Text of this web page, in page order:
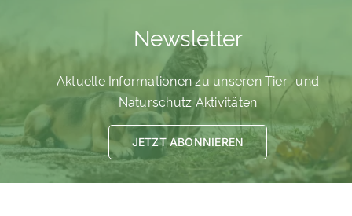
Newsletter
Aktuelle Informationen zu unseren Tier- und
Naturschutz Aktivitäten
JETZT ABONNIEREN